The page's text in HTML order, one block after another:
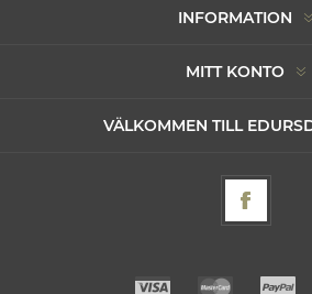
INFORMATION
MITT KONTO
VÄLKOMMEN TILL